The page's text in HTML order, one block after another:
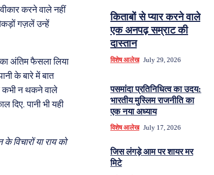
करने वाले नहीं
गज़लें उन्हें
अंतिम फैसला लिया
के बारे में बात
कभी न थकने वाले
दिए. पानी भी यही
या राय को
किताबों से प्यार करने वाले
एक अनपढ़ सम्राट की
दास्तान
विशेष आलेख July 29, 2026
पसमांदा प्रतिनिधित्व का उदय:
भारतीय मुस्लिम राजनीति का
एक नया अध्याय
विशेष आलेख July 17, 2026
जिस लंगड़े आम पर शायर मर
मिटे